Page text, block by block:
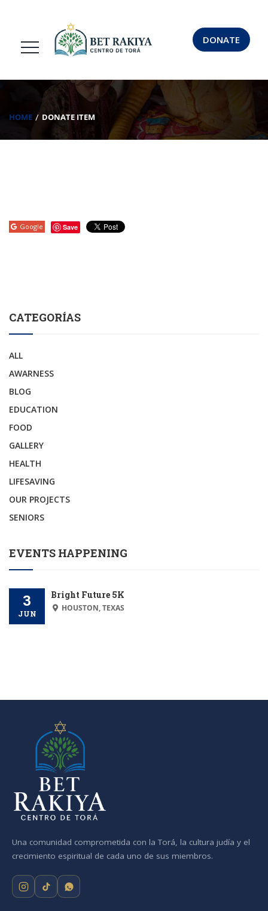
DONATE
HOME DONATE ITEM
Google Save
CATEGORÍAS
ALL
AWARNESS
BLOG
EDUCATION
FOOD
GALLERY
HEALTH
LIFESAVING
OUR PROJECTS
SENIORS
EVENTS HAPPENING
3
JUN
Bright Future 5K
HOUSTON, TEXAS
Una comunidad comprometida con la Torá, la cultura judía y el
crecimiento espiritual de cada uno de sus miembros.